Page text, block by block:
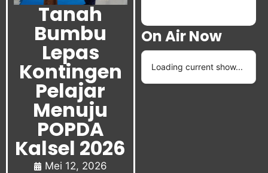
Tanah
Bumbu
Lepas
Kontingen
Pelajar
Menuju
POPDA
Kalsel 2026
Mei 12, 2026
On Air Now
Loading current show...